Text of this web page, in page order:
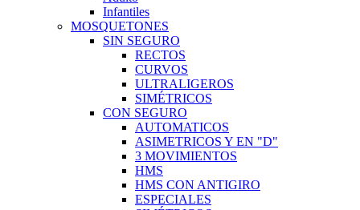
Infantiles
MOSQUETONES
SIN SEGURO
RECTOS
CURVOS
ULTRALIGEROS
SIMÉTRICOS
CON SEGURO
AUTOMATICOS
ASIMETRICOS Y EN "D"
3 MOVIMIENTOS
HMS
HMS CON ANTIGIRO
ESPECIALES